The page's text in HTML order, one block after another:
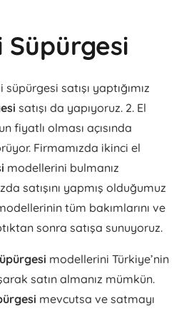
Süpürgesi
satışı yaptığımız
satışı da yapıyoruz. 2. El
fiyatlı olması açısında
Firmamızda ikinci el
modellerini bulmanız
satışını yapmış olduğumuz
tüm bakımlarını ve
sonra satışa sunuyoruz.
modellerini Türkiye’nin
satın almanız mümkün.
mevcutsa ve satmayı